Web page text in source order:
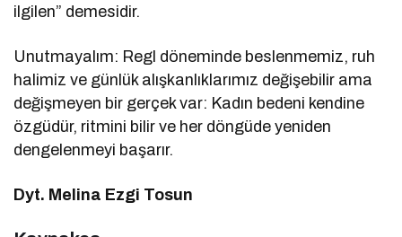
ilgilen” demesidir.
Unutmayalım: Regl döneminde beslenmemiz, ruh
halimiz ve günlük alışkanlıklarımız değişebilir ama
değişmeyen bir gerçek var: Kadın bedeni kendine
özgüdür, ritmini bilir ve her döngüde yeniden
dengelenmeyi başarır.
Dyt. Melina Ezgi Tosun